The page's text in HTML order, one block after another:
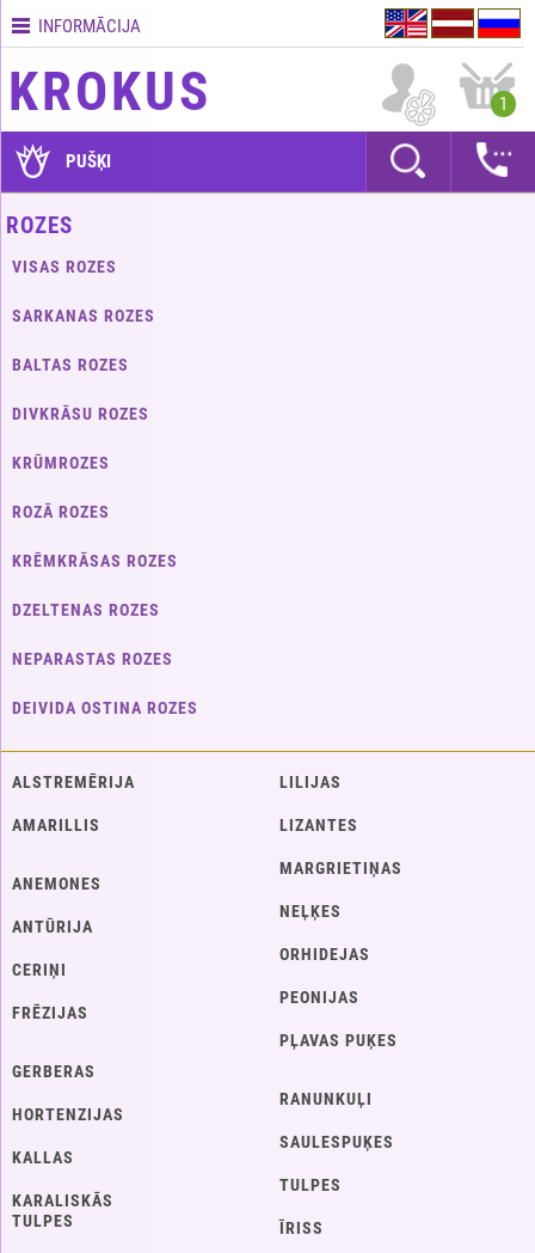
Kontakti
Piegādes
GARANTIJAS
apmaksāt?
Kā
pasūtījumu?
INFORMĀCIJA
KROKUS 1
PUŠĶI
ROZES
VISAS ROZES
SARKANAS ROZES
BALTAS ROZES
DIVKRĀSU ROZES
KRŪMROZES
ROZĀ ROZES
KRĒMKRĀSAS ROZES
DZELTENAS ROZES
NEPARASTAS ROZES
DEIVIDA OSTINA ROZES
ALSTREMĒRIJA
AMARILLIS
ANEMONES
ANTŪRIJA
CERIŅI
FRĒZIJAS
GERBERAS
HORTENZIJAS
KALLAS
KARALISKĀS
TULPES
LILIJAS
LIZANTES
MARGRIETIŅAS
NEĻĶES
ORHIDEJAS
PEONIJAS
PĻAVAS PUĶES
RANUNKUĻI
SAULESPUĶES
TULPES
ĪRISS